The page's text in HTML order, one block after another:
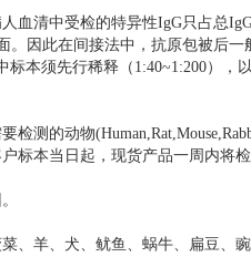
清中受检的特异性IgG只占总
因此在间接法中，抗原包被后一
本须先行稀释（1:40~1:200），
检测的动物
标本当日起，现货产品一周内将
、羊、犬、鱿鱼、蜗牛、扁豆、